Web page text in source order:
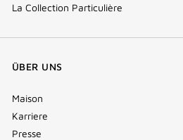
La Collection Particulière
ÜBER UNS
Maison
Karriere
Presse